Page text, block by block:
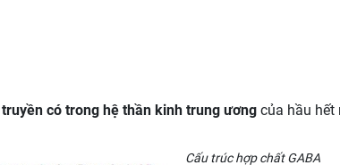
có trong hệ thần kinh trung ươngcủa hầu hết
Cấu trúc hợp chất GABA